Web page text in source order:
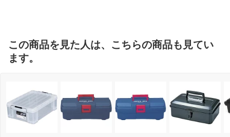
この商品を見た人は、こちらの商品も見てい
ます。